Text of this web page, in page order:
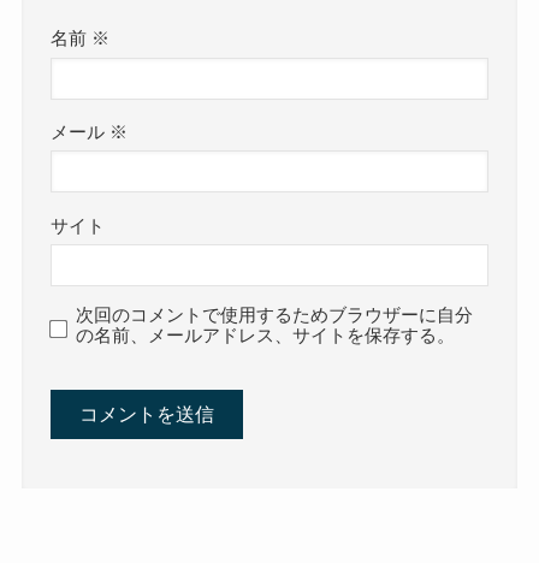
名前 ※
メール ※
サイト
次回のコメントで使用するためブラウザーに自分
の名前、メールアドレス、サイトを保存する。